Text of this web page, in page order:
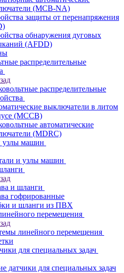
(MCB-NA)
защиты от перенапряжения
обнаружения дуговых
(AFDD)
распределительные
распределительные
выключатели в литом
(MCCB)
автоматические
(MDRC)
узлы машин
и узлы машин
и шланги
гофрированные
и шланги из ПВХ
перемещения
линейного перемещения
для специальных задач
датчики для специальных задач